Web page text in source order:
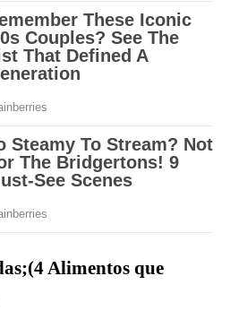
Alimentos que